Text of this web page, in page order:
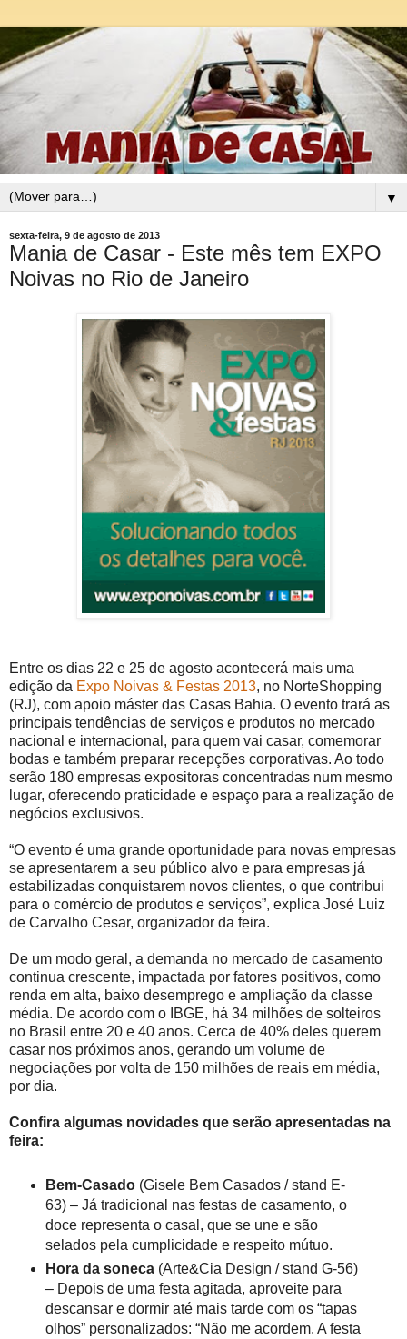
▼
sexta-feira, 9 de agosto de 2013
Mania de Casar - Este mês tem EXPO
Noivas no Rio de Janeiro
Entre os dias 22 e 25 de agosto acontecerá mais uma
edição da Expo Noivas & Festas 2013, no NorteShopping
(RJ), com apoio máster das Casas Bahia. O evento trará as
principais tendências de serviços e produtos no mercado
nacional e internacional, para quem vai casar, comemorar
bodas e também preparar recepções corporativas. Ao todo
serão 180 empresas expositoras concentradas num mesmo
lugar, oferecendo praticidade e espaço para a realização de
negócios exclusivos.
“O evento é uma grande oportunidade para novas empresas
se apresentarem a seu público alvo e para empresas já
estabilizadas conquistarem novos clientes, o que contribui
para o comércio de produtos e serviços”, explica José Luiz
de Carvalho Cesar, organizador da feira.
De um modo geral, a demanda no mercado de casamento
continua crescente, impactada por fatores positivos, como
renda em alta, baixo desemprego e ampliação da classe
média. De acordo com o IBGE, há 34 milhões de solteiros
no Brasil entre 20 e 40 anos. Cerca de 40% deles querem
casar nos próximos anos, gerando um volume de
negociações por volta de 150 milhões de reais em média,
por dia.
Confira algumas novidades que serão apresentadas na
feira:
Bem-Casado(Gisele Bem Casados / stand E-
63) – Já tradicional nas festas de casamento, o
doce representa o casal, que se une e são
selados pela cumplicidade e respeito mútuo.
Hora da soneca(Arte&Cia Design / stand G-56)
– Depois de uma festa agitada, aproveite para
descansar e dormir até mais tarde com os “tapas
olhos” personalizados: “Não me acordem. A festa